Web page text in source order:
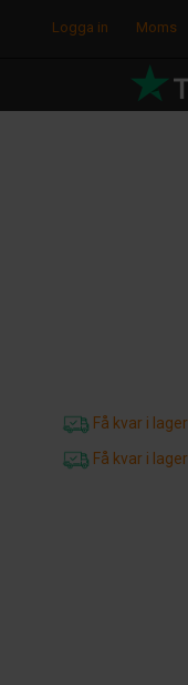
Logga in Moms
Få kvar i lager
Få kvar i lager